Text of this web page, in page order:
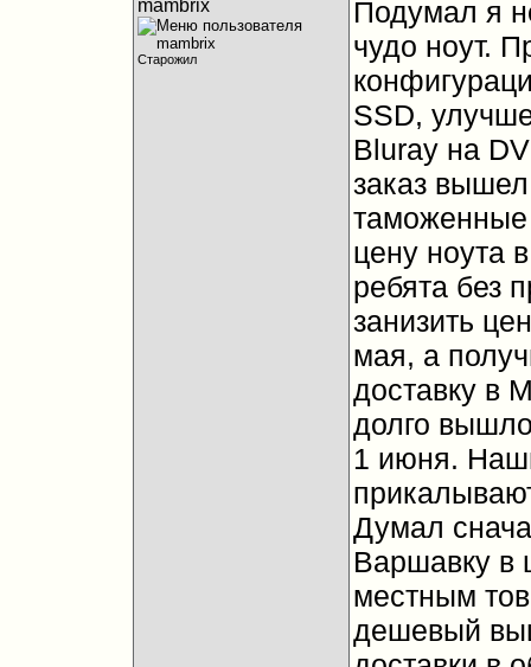
mambrix
Старожил
Подумал я
чудо ноут.
SSD,
Bluray на
заказ
таможенные
цену ноута
ребята без
занизить
мая, а
доставку в
долго
1 июня.
Думал
Варшавку в
местным
дешевый